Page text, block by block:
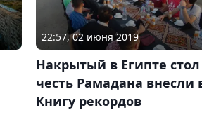
22:57, 02 июня 2019
Накрытый в Египте
честь Рамадана внесли
Книгу рекордов